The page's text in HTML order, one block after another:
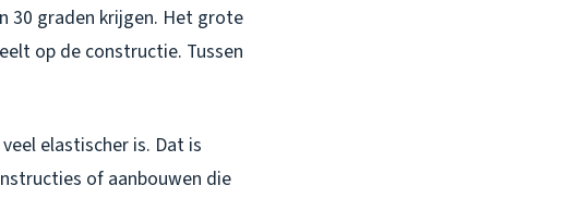
30 graden krijgen. Het grote
op de constructie. Tussen
elastischer is. Dat is
of aanbouwen die